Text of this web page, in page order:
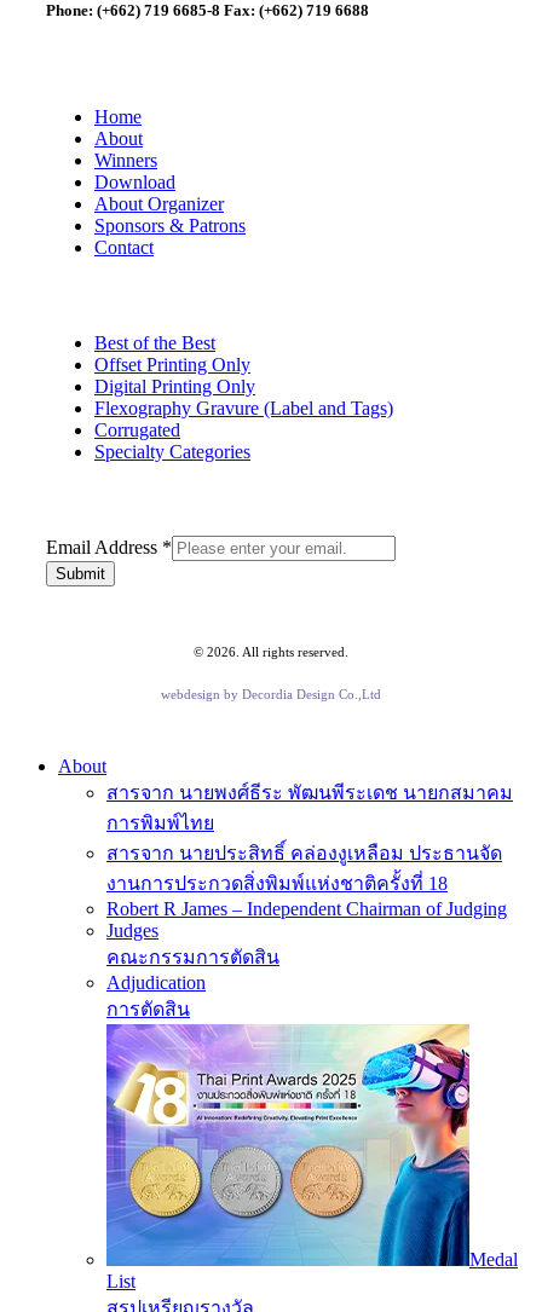
Phone: (+662) 719 6685-8 Fax: (+662) 719 6688
Home
About
Winners
Download
About Organizer
Sponsors & Patrons
Contact
Best of the Best
Offset Printing Only
Digital Printing Only
Flexography Gravure (Label and Tags)
Corrugated
Specialty Categories
Address
Email
Email Address *
Submit
© 2026 . All rights reserved.
webdesign by Decordia Design Co.,Ltd
Close
About
สารจาก นายพงศ์ธีระ พัฒนพีระเดช นายกสมาคม
การพิมพ์ไทย
สารจาก นายประสิทธิ์ คล่องงูเหลือม ประธานจัด
งานการประกวดสิ่งพิมพ์แห่งชาติครั้งที่ 18
Robert R James – Independent Chairman of Judging
Judges
คณะกรรมการตัดสิน
Adjudication
การตัดสิน
Medal
List
สรุปเหรียญรางวัล